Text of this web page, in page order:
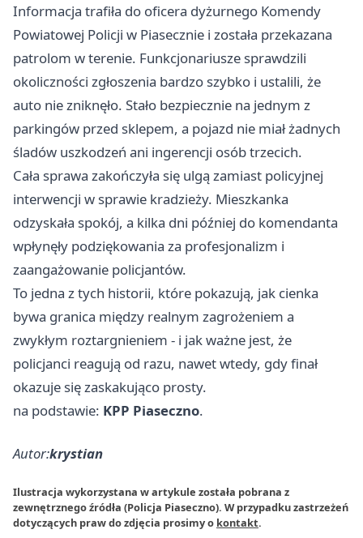
Informacja trafiła do oficera dyżurnego Komendy
Powiatowej Policji w Piasecznie i została przekazana
patrolom w terenie. Funkcjonariusze sprawdzili
okoliczności zgłoszenia bardzo szybko i ustalili, że
auto nie zniknęło. Stało bezpiecznie na jednym z
parkingów przed sklepem, a pojazd nie miał żadnych
śladów uszkodzeń ani ingerencji osób trzecich.
Cała sprawa zakończyła się ulgą zamiast policyjnej
interwencji w sprawie kradzieży. Mieszkanka
odzyskała spokój, a kilka dni później do komendanta
wpłynęły podziękowania za profesjonalizm i
zaangażowanie policjantów.
To jedna z tych historii, które pokazują, jak cienka
bywa granica między realnym zagrożeniem a
zwykłym roztargnieniem - i jak ważne jest, że
policjanci reagują od razu, nawet wtedy, gdy finał
okazuje się zaskakująco prosty.
na podstawie: KPP Piaseczno.
Autor:krystian
Ilustracja wykorzystana w artykule została pobrana z
zewnętrznego źródła (Policja Piaseczno). W przypadku zastrzeżeń
dotyczących praw do zdjęcia prosimy o kontakt.